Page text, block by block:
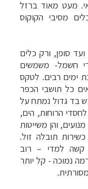
מעט מאוד ברזל
מסיבי הקוקוס
סופן, ורק כלים
חשמל- משמשים
ימים רבים. לטקס
כל תושבי הכפר
בד גדול נמתח על
הרוחות, הים,
והן משייטות
תובלה זול.
קשה למדי –רוב
נמוכה - קל יותר